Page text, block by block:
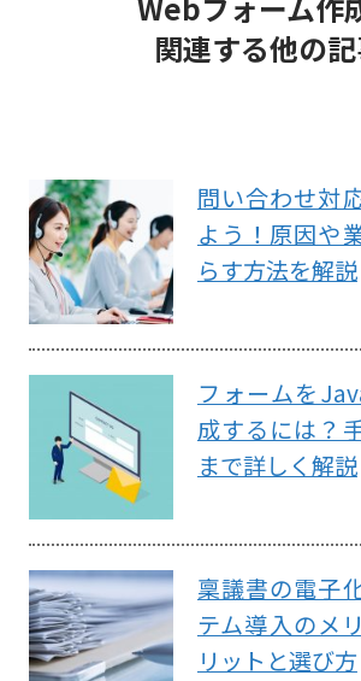
関連する他の
問い合わせ対
よう！原因や
らす方法を解説
フォームを
成するには？
まで詳しく解説
稟議書の電子
テム導入のメ
リットと選び方